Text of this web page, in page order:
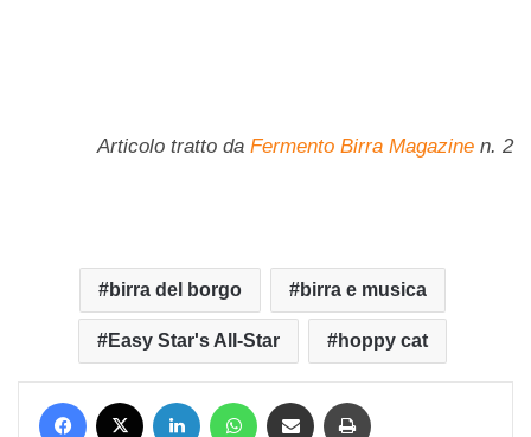
Articolo tratto da Fermento Birra Magazine n. 2
birra del borgo birra e musica
Easy Star's All-Star hoppy cat
Facebook LinkedIn WhatsApp Condividi via mail